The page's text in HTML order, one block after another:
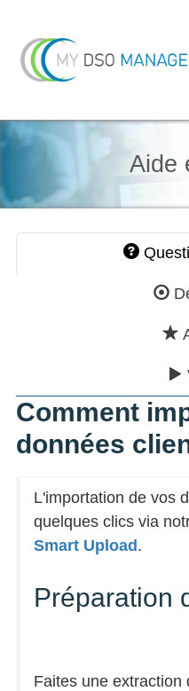
Aide
Comment
données
L'importation de vos
quelques clics via
Smart Upload .
Préparation
Faites une extraction